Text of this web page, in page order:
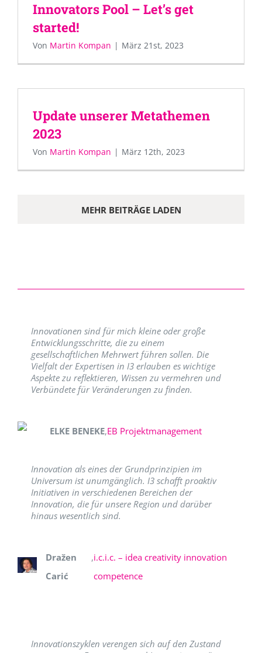
Innovators Pool – Let’s get
started!
Von Martin Kompan | März 21st, 2023
Update unserer Metathemen
2023
Von Martin Kompan | März 12th, 2023
MEHR BEITRÄGE LADEN
Innovationen sind für mich kleine oder große
Entwicklungsschritte, die zu einem
gesellschaftlichen Mehrwert führen sollen. Die
Vielfalt der Expertisen in I3 erlauben es wichtige
Aspekte zu reflektieren, Wissen zu vermehren und
Verbündete für Veränderungen zu finden.
ELKE BENEKE,EB Projektmanagement
Innovation als eines der Grundprinzipien im
Universum ist unumgänglich. I3 schafft proaktiv
Initiativen in verschiedenen Bereichen der
Innovation, die für unsere Region und darüber
hinaus wesentlich sind.
Dražen
Carić
,i.c.i.c. – idea creativity innovation
competence
Innovationszyklen verengen sich auf den Zustand